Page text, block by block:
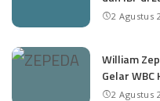
2 Agustus
William
Gelar WBC
2 Agustus